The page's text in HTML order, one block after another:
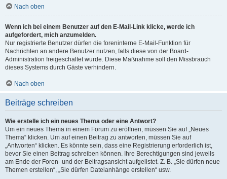
Nach oben
Wenn ich bei einem Benutzer auf den E-Mail-Link klicke, werde ich
aufgefordert, mich anzumelden.
Nur registrierte Benutzer dürfen die foreninterne E-Mail-Funktion für
Nachrichten an andere Benutzer nutzen, falls diese von der Board-
Administration freigeschaltet wurde. Diese Maßnahme soll den Missbrauch
dieses Systems durch Gäste verhindern.
Nach oben
Beiträge schreiben
Wie erstelle ich ein neues Thema oder eine Antwort?
Um ein neues Thema in einem Forum zu eröffnen, müssen Sie auf „Neues
Thema“ klicken. Um auf einen Beitrag zu antworten, müssen Sie auf
„Antworten“ klicken. Es könnte sein, dass eine Registrierung erforderlich ist,
bevor Sie einen Beitrag schreiben können. Ihre Berechtigungen sind jeweils
am Ende der Foren- und der Beitragsansicht aufgelistet. Z. B. „Sie dürfen neue
Themen erstellen“, „Sie dürfen Dateianhänge erstellen“ usw.